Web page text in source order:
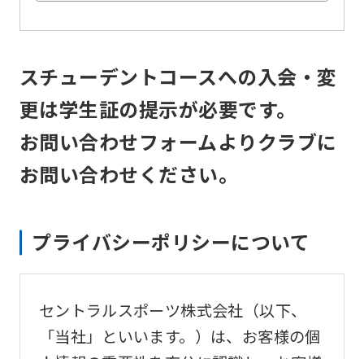
スチューデントコースへの入会・変
更は学生証の提示が必要です。
お問い合わせフォームよりクラブに
お問い合わせください。
プライバシーポリシーについて
セントラルスポーツ株式会社（以下、
「当社」といいます。）は、お客様の個
The
translation
may
differ
from
content.
We
ask
that
you